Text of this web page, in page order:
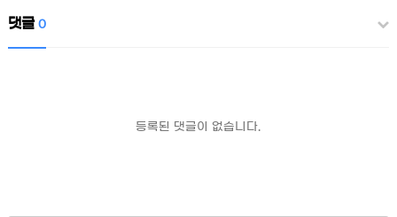
댓글0
등록된 댓글이 없습니다.